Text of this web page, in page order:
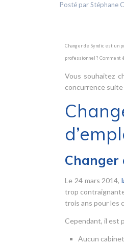
Posté par Stéphane
Changer de Syndic est un
professionnel ? Comment
Vous souhaitez
concurrence suite
Changer
Le 24 mars 2014,
trop
trois ans pour les
Cependant, il est
Aucun